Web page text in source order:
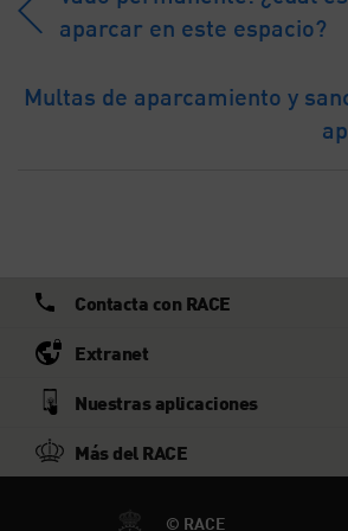
aparcar en este espacio?
Multas de aparcamiento y
Contacta con RACE
Extranet
Nuestras aplicaciones
Más del RACE
© RACE